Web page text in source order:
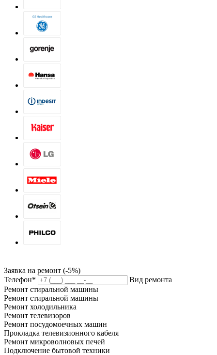
Заявка на ремонт (-5%)
Телефон*
Вид ремонта
Ремонт стиральной машины
Ремонт стиральной машины
Ремонт холодильника
Ремонт телевизоров
Ремонт посудомоечных машин
Прокладка телевизионного кабеля
Ремонт микроволновых печей
Подключение бытовой техники